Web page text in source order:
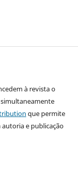
à revista o
que permite
e publicação